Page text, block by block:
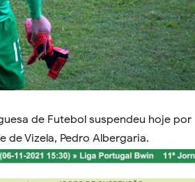
de Futebol suspendeu hoje por
Vizela, Pedro Albergaria.